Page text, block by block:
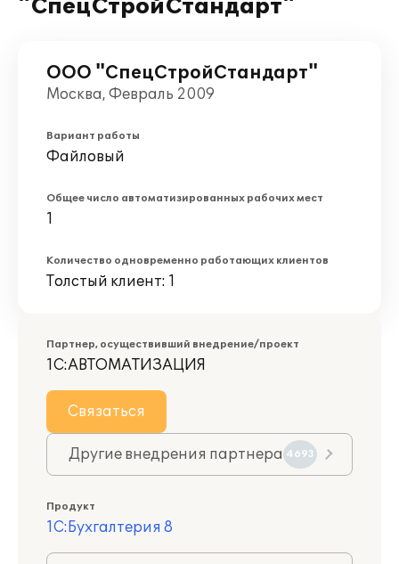
"СпецСтройСтандарт"
ООО "СпецСтройСтандарт"
Москва, Февраль 2009
Вариант работы
Файловый
Общее число автоматизированных рабочих мест
1
Количество одновременно работающих клиентов
Толстый клиент: 1
Партнер, осуществивший внедрение/проект
1С:АВТОМАТИЗАЦИЯ
Связаться
Другие внедрения партнера 4693
Продукт
1С:Бухгалтерия 8